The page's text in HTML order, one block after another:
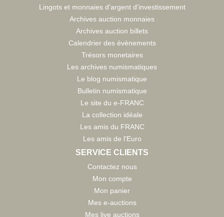
Lingots et monnaies d'argent d'investissement
Archives auction monnaies
Archives auction billets
Calendrier des évènements
Trésors monetaires
Les archives numismatiques
Le blog numismatique
Bulletin numismatique
Le site du e-FRANC
La collection idéale
Les amis du FRANC
Les amis de l'Euro
SERVICE CLIENTS
Contactez nous
Mon compte
Mon panier
Mes e-auctions
Mes live auctions